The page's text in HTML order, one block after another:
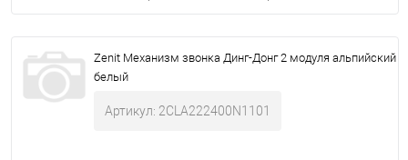
Zenit Механизм звонка Динг-Донг 2 модуля альпийский
белый
Артикул: 2CLA222400N1101